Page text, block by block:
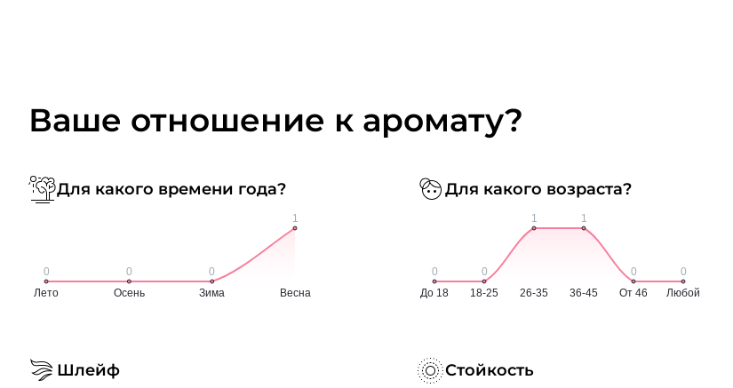
Ваше отношение к аромату?
Для какого времени года? Для какого возраста?
Шлейф Стойкость